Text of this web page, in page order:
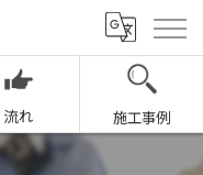
流れ 施工事例